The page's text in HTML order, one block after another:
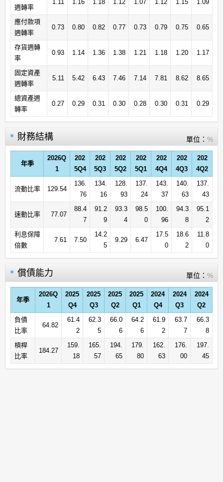
週轉率
1.11 1.16 1.18 1.12 1.07 1.12 1.15 1.09
應付款項
週轉率
0.73 0.80 0.82 0.77 0.73 0.79 0.75 0.65
存貨週轉
率
0.93 1.14 1.36 1.38 1.21 1.18 1.20 1.17
固定資產
週轉率
5.11 5.42 6.43 7.46 7.14 7.81 8.62 8.65
總資產週
轉率
0.27 0.29 0.31 0.30 0.28 0.30 0.31 0.29
財務結構 單位： %
年季
2026Q
1
202
5Q4
202
5Q3
202
5Q2
202
5Q1
202
4Q4
202
4Q3
202
4Q2
流動比率 129.54
136.
76
134.
16
128.
93
137.
24
143.
37
140.
63
137.
43
速動比率 77.07
88.4
7
91.2
9
93.3
4
98.5
0
100.
96
94.3
8
95.1
2
利息保障
倍數
7.61 7.50
14.2
5
9.29 6.47
17.5
0
18.6
2
11.8
0
償債能力 單位： %
年季
2026Q
1
2025
Q4
2025
Q3
2025
Q2
2025
Q1
2024
Q4
2024
Q3
2024
Q2
負債
比率
64.82
61.4
2
62.3
5
66.0
6
64.2
6
61.9
2
63.7
7
66.3
8
槓桿
比率
184.27
159.
18
165.
57
194.
65
179.
80
162.
63
176.
00
197.
45